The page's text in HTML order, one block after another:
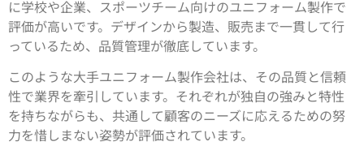
に学校や企業、スポーツチーム向けのユニフォーム製作で
評価が高いです。デザインから製造、販売まで一貫して行
っているため、品質管理が徹底しています。
このような大手ユニフォーム製作会社は、その品質と信頼
性で業界を牽引しています。それぞれが独自の強みと特性
を持ちながらも、共通して顧客のニーズに応えるための努
力を惜しまない姿勢が評価されています。